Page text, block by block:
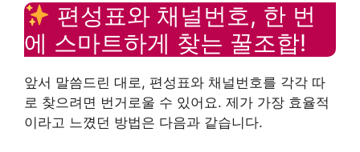
편성표와 채널번호, 한 번
에 스마트하게 찾는 꿀조합!
앞서 말씀드린 대로, 편성표와 채널번호를 각각 따
로 찾으려면 번거로울 수 있어요. 제가 가장 효율적
이라고 느꼈던 방법은 다음과 같습니다.